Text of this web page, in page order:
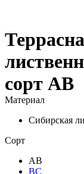
сорт АВ
Материал
Сибирская
Сорт
АВ
ВС